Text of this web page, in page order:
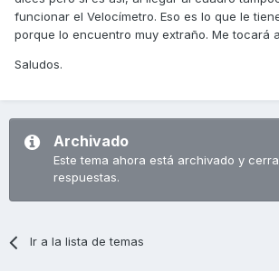
funcionar el Velocímetro. Eso es lo que le
porque lo encuentro muy extraño. Me tocará
Saludos.
Archivado
Este tema ahora está archivado y
respuestas.
Ir a la lista de temas